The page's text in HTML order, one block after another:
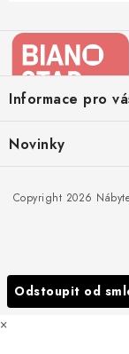
aInformace pro
Kontakty
Doprava nábytku k
Reklamace
Novinky
to!
Nakupujte zahradní
Podzimní očista a
Copyright 2026
Odstoupit od
×